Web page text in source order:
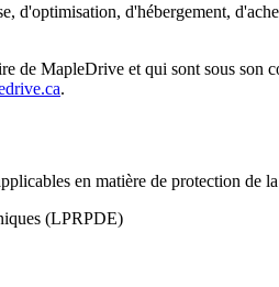
d'hébergement,
de MapleDrive et qui sont sous son
.
en matière de protection
(LPRPDE)